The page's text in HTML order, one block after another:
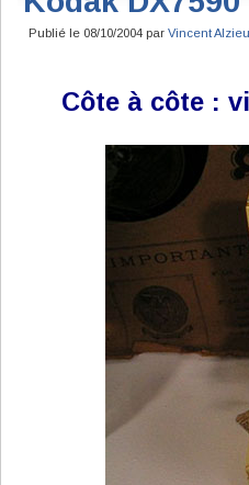
Publié le 08/10/2004 par Vincent Alzieu
Côte à côte :